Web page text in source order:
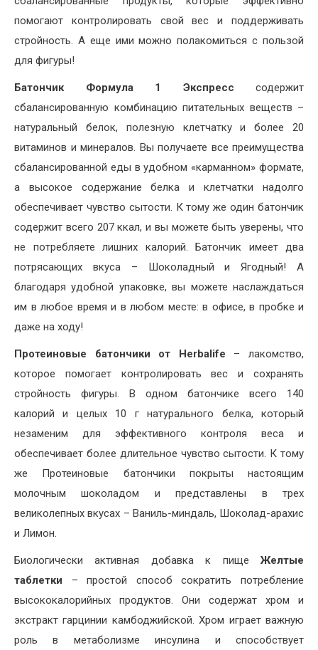
помогают контролировать свой вес и поддерживать
стройность. А еще ими можно полакомиться с пользой
для фигуры!
Батончик Формула 1 Экспресс содержит
сбалансированную комбинацию питательных веществ –
натуральный белок, полезную клетчатку и более 20
витаминов и минералов. Вы получаете все преимущества
сбалансированной еды в удобном «карманном» формате,
а высокое содержание белка и клетчатки надолго
обеспечивает чувство сытости. К тому же один батончик
содержит всего 207 ккал, и вы можете быть уверены, что
не потребляете лишних калорий. Батончик имеет два
потрясающих вкуса – Шоколадный и Ягодный! А
благодаря удобной упаковке, вы можете наслаждаться
им в любое время и в любом месте: в офисе, в пробке и
даже на ходу!
Протеиновые батончики от Herbalife – лакомство,
которое помогает контролировать вес и сохранять
стройность фигуры. В одном батончике всего 140
калорий и целых 10 г натурального белка, который
незаменим для эффективного контроля веса и
обеспечивает более длительное чувство сытости. К тому
же Протеиновые батончики покрыты настоящим
молочным шоколадом и представлены в трех
великолепных вкусах – Ваниль-миндаль, Шоколад-арахис
и Лимон.
Биологически активная добавка к пище Желтые
таблетки – простой способ сократить потребление
высококалорийных продуктов. Они содержат хром и
экстракт гарцинии камбоджийской. Хром играет важную
роль в метаболизме инсулина и способствует